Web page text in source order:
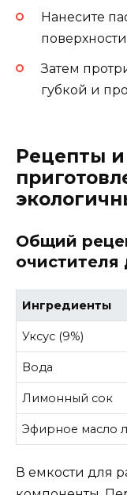
Нанесите
Затем
губкой и
Рецепты
Общий
очистителя
Ингредиенты
Уксус (9%)
Вода
Лимонный сок
Эфирное масло
В емкости для